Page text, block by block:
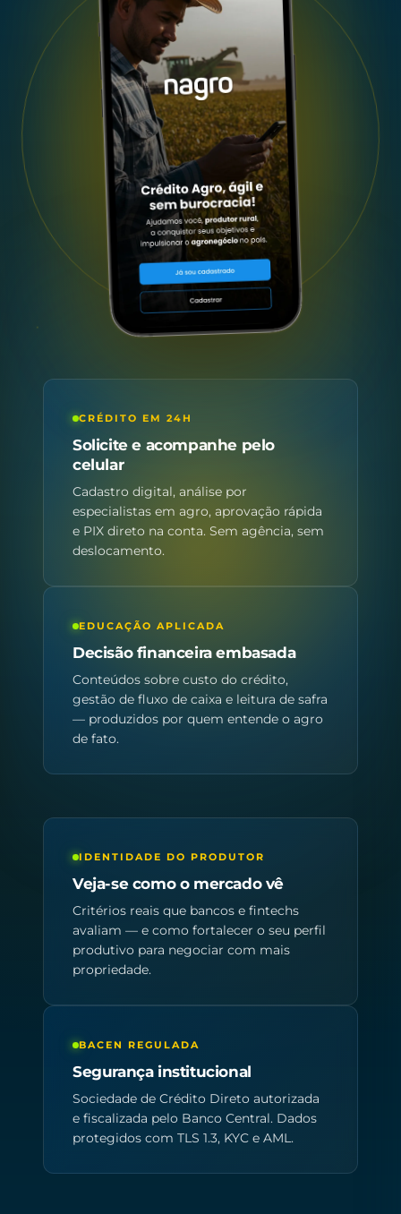
CRÉDITO EM 24H
Solicite e acompanhe pelo
celular
Cadastro digital, análise por
especialistas em agro, aprovação rápida
e PIX direto na conta. Sem agência, sem
deslocamento.
EDUCAÇÃO APLICADA
Decisão financeira embasada
Conteúdos sobre custo do crédito,
gestão de fluxo de caixa e leitura de safra
— produzidos por quem entende o agro
de fato.
IDENTIDADE DO PRODUTOR
Veja-se como o mercado vê
Critérios reais que bancos e fintechs
avaliam — e como fortalecer o seu perfil
produtivo para negociar com mais
propriedade.
BACEN REGULADA
Segurança institucional
Sociedade de Crédito Direto autorizada
e fiscalizada pelo Banco Central. Dados
protegidos com TLS 1.3, KYC e AML.